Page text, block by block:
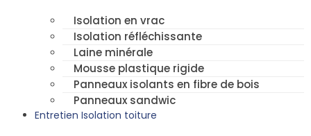
Isolation en vrac
Isolation réfléchissante
Laine minérale
Mousse plastique rigide
Panneaux isolants en fibre de bois
Panneaux sandwic
Entretien Isolation toiture